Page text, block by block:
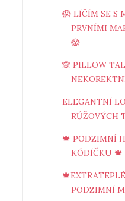
😱 LÍČÍM SE S
PRVNÍMI
😱
🙊 PILLOW
ELEGANTNÍ
RŮŽOVÝCH
🍁 PODZIMNÍ
KÓDÍČKU 🍁
PODZIMNÍ